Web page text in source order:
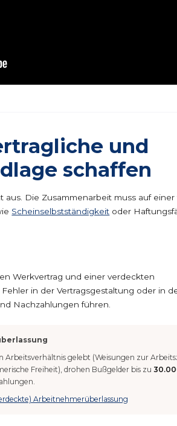
und
schaffen
Die Zusammenarbeit muss auf
Scheinselbstständigkeit oder
Werkvertrag und einer verdeckten
Fehler in der Vertragsgestaltung oder in
Nachzahlungen führen.
Arbeitsverhältnis gelebt (Weisungen zur
Freiheit), drohen Bußgelder bis zu
Arbeitnehmerüberlassung